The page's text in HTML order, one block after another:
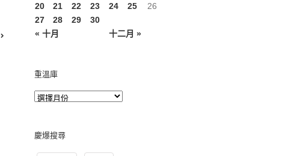
« 十月 十二月 »
20
21 22 23 24 25
26
27
28 29 30
重溫庫
慶爆搜尋